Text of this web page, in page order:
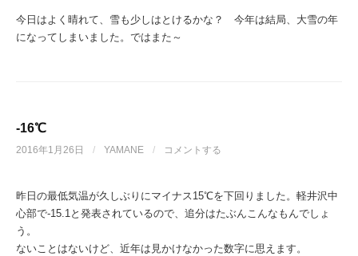
今日はよく晴れて、雪も少しはとけるかな？ 今年は結局、大雪の年
になってしまいました。ではまた～
-16℃
2016年1月26日 / YAMANE / コメントする
昨日の最低気温が久しぶりにマイナス15℃を下回りました。軽井沢中
心部で-15.1と発表されているので、追分はたぶんこんなもんでしょ
う。
ないことはないけど、近年は見かけなかった数字に思えます。